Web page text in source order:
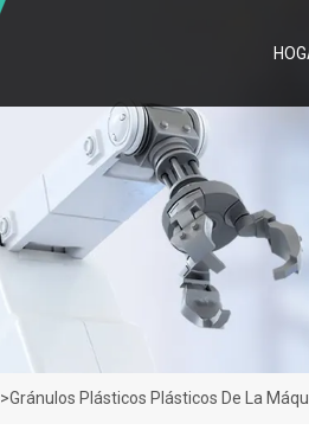
>Gránulos Plásticos Plásticos De La